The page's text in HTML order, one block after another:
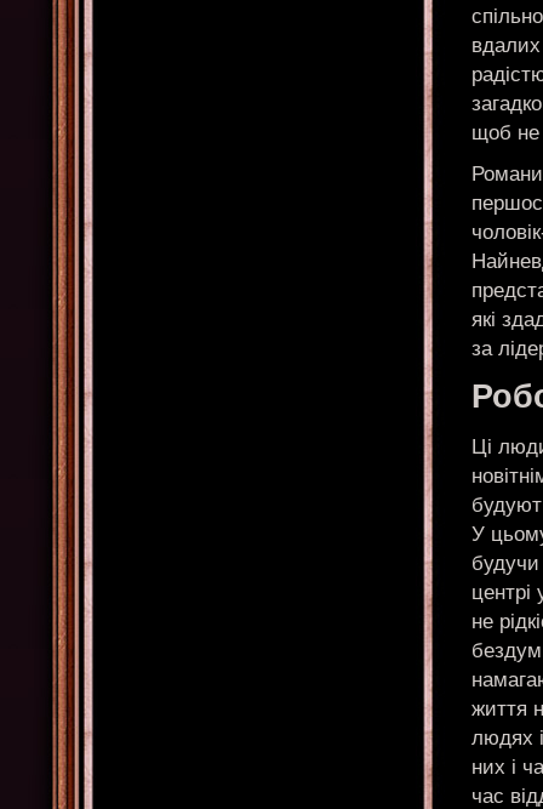
вдалих
щоб не
які
за
Ці
У
центрі
не
життя
людях
них і
час